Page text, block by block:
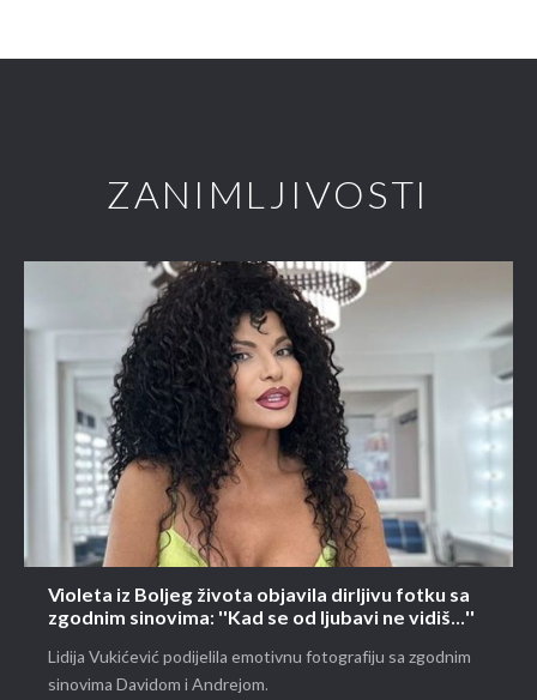
ZANIMLJIVOSTI
Violeta iz Boljeg života objavila dirljivu fotku sa
zgodnim sinovima: ''Kad se od ljubavi ne vidiš...''
Lidija Vukićević podijelila emotivnu fotografiju sa zgodnim
sinovima Davidom i Andrejom.